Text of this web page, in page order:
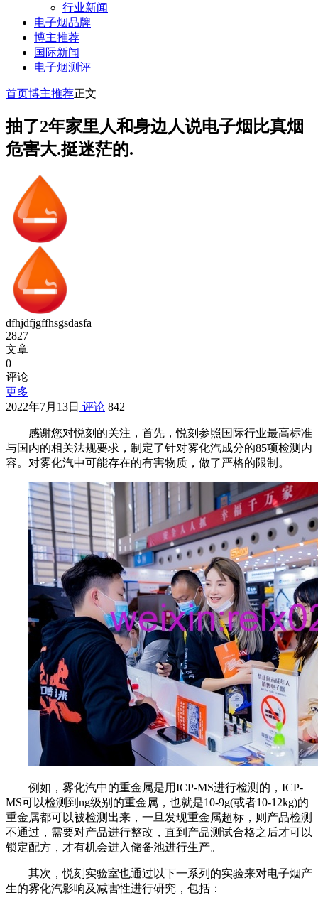
行业新闻
电子烟品牌
博主推荐
国际新闻
电子烟测评
首页博主推荐正文
抽了2年家里人和身边人说电子烟比真烟
危害大.挺迷茫的.
dfhjdfjgffhsgsdasfa
2827
文章
0
评论
更多
2022年7月13日 评论 842
感谢您对悦刻的关注，首先，悦刻参照国际行业最高标准
与国内的相关法规要求，制定了针对雾化汽成分的85项检测内
容。对雾化汽中可能存在的有害物质，做了严格的限制。
例如，雾化汽中的重金属是用ICP-MS进行检测的，ICP-
MS可以检测到ng级别的重金属，也就是10-9g(或者10-12kg)的
重金属都可以被检测出来，一旦发现重金属超标，则产品检测
不通过，需要对产品进行整改，直到产品测试合格之后才可以
锁定配方，才有机会进入储备池进行生产。
其次，悦刻实验室也通过以下一系列的实验来对电子烟产
生的雾化汽影响及减害性进行研究，包括：